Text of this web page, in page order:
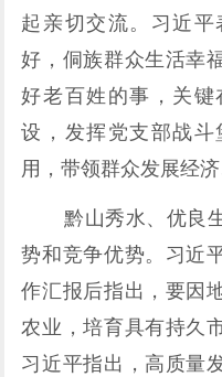
起亲切交流。习近
好，侗族群众生活幸
好老百姓的事，关
设，发挥党支部战
用，带领群众发展经
黔山秀水、优良生
势和竞争优势。习近
作汇报后指出，要因
农业，培育具有持久
习近平指出，高质量